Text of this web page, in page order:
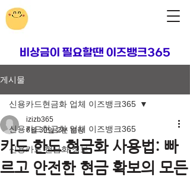
​비상금이 필요할땐 이즈뱅크365
게시물
신용카드현금화 업체 이즈뱅크365
신용카드 현금화 정보
신용카드현금화 업체 이즈뱅크365
카드 한도 현금화 사용법: 빠
르고 안전한 현금 확보의 모든
izizb365
6월 30일 2분 분량